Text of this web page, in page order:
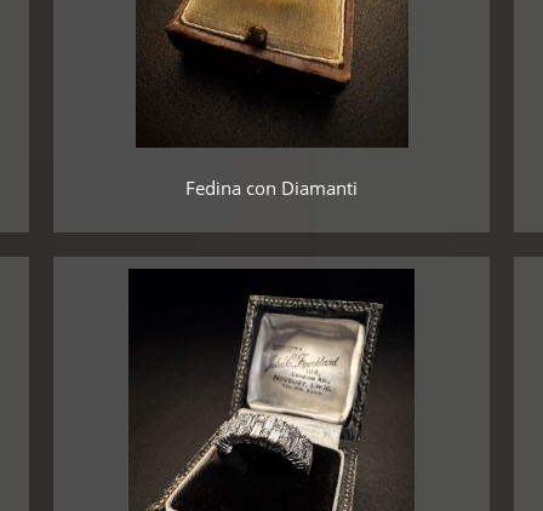
Fedina con Diamanti